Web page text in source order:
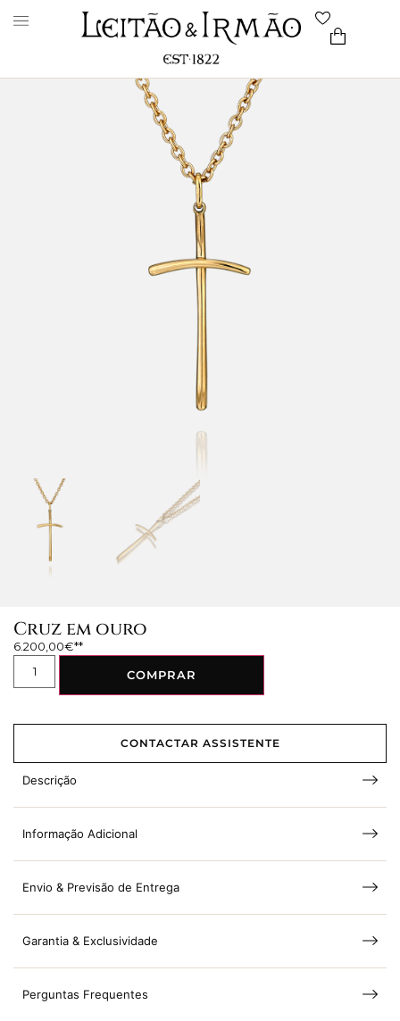
Cruz em ouro
6.200,00€
COMPRAR
CONTACTAR ASSISTENTE
Descrição
Informação Adicional
Envio & Previsão de Entrega
Garantia & Exclusividade
Perguntas Frequentes